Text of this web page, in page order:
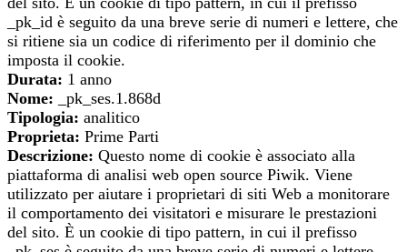
_pk_id è seguito da una breve serie di numeri e lettere, che
si ritiene sia un codice di riferimento per il dominio che
imposta il cookie.
Durata: 1 anno
Nome: _pk_ses.1.868d
Tipologia: analitico
Proprieta: Prime Parti
Descrizione: Questo nome di cookie è associato alla
piattaforma di analisi web open source Piwik. Viene
utilizzato per aiutare i proprietari di siti Web a monitorare
il comportamento dei visitatori e misurare le prestazioni
del sito. È un cookie di tipo pattern, in cui il prefisso